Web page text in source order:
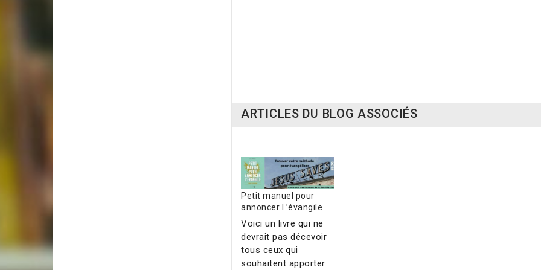
ARTICLES DU BLOG ASSOCIÉS
Petit manuel pour
annoncer l ’évangile
Voici un livre qui ne
devrait pas décevoir
tous ceux qui
souhaitent apporter